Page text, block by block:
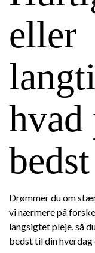
eller
hvad
Drømmer du om
vi nærmere på
langsigtet pleje, så
bedst til din hverdag